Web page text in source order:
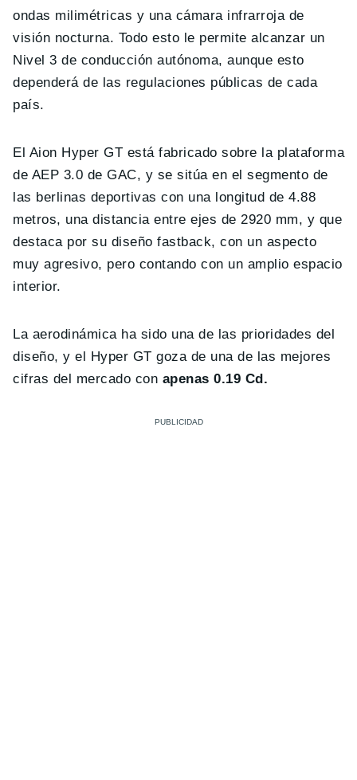
ondas milimétricas y una cámara infrarroja de
visión nocturna. Todo esto le permite alcanzar un
Nivel 3 de conducción autónoma, aunque esto
dependerá de las regulaciones públicas de cada
país.
El Aion Hyper GT está fabricado sobre la plataforma
de AEP 3.0 de GAC, y se sitúa en el segmento de
las berlinas deportivas con una longitud de 4.88
metros, una distancia entre ejes de 2920 mm, y que
destaca por su diseño fastback, con un aspecto
muy agresivo, pero contando con un amplio espacio
interior.
La aerodinámica ha sido una de las prioridades del
diseño, y el Hyper GT goza de una de las mejores
cifras del mercado con apenas 0.19 Cd.